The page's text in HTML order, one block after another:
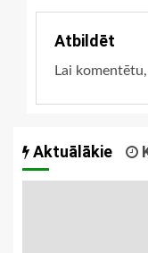
Atbildēt
Lai
Aktuālākie